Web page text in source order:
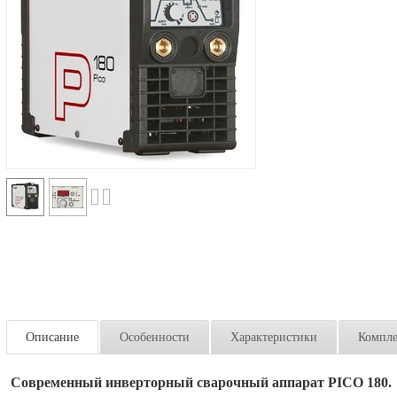
Описание Особенности Характеристики
Современный инверторный сварочный аппарат PICO 180.